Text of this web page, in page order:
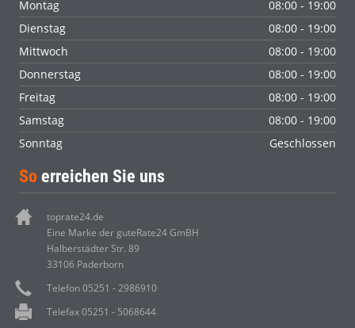
Montag
08:00 - 19:00
Dienstag
08:00 - 19:00
Mittwoch
08:00 - 19:00
Donnerstag
08:00 - 19:00
Freitag
08:00 - 19:00
Samstag
08:00 - 19:00
Sonntag
Geschlossen
So erreichen Sie uns
toprate24.de
Eine Marke der guteRate24 GmBH
Halberstädter Str. 89
33106 Paderborn
Telefon 05251 - 2986910
Telefax 05251 - 5068644